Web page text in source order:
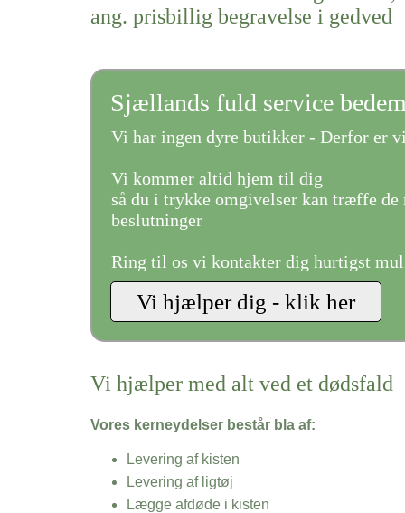
ang. prisbillig begravelse i gedved
Sjællands fuld service
Vi har ingen dyre butikker - Derfor er
Vi kommer altid hjem til dig
så du i trykke omgivelser kan træffe de
beslutninger
Ring til os vi kontakter dig hurtigst
Vi hjælper med alt ved et dødsfald
Vores kerneydelser består bla af:
Levering af kisten
Levering af ligtøj
Lægge afdøde i kisten